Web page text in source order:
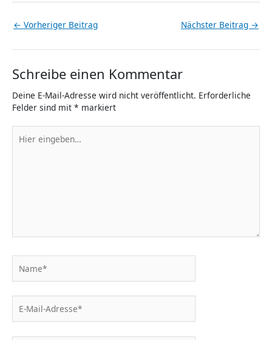
← Vorheriger Beitrag Nächster Beitrag →
Schreibe einen Kommentar
Deine E-Mail-Adresse wird nicht veröffentlicht. Erforderliche
Felder sind mit * markiert
eingeben…
Mail-
Adresse*